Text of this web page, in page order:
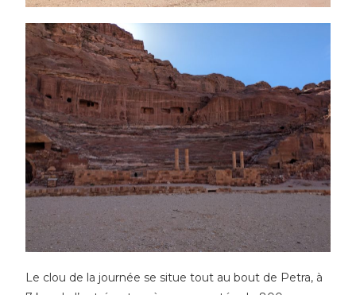
Le clou de la journée se situe tout au bout de Petra, à